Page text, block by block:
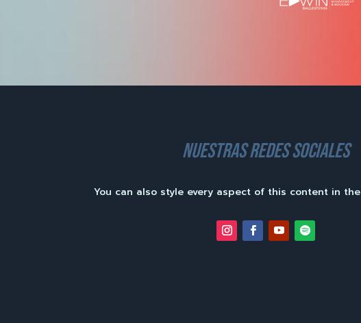
nuestras redes sociales
You can also style every aspect of this content in